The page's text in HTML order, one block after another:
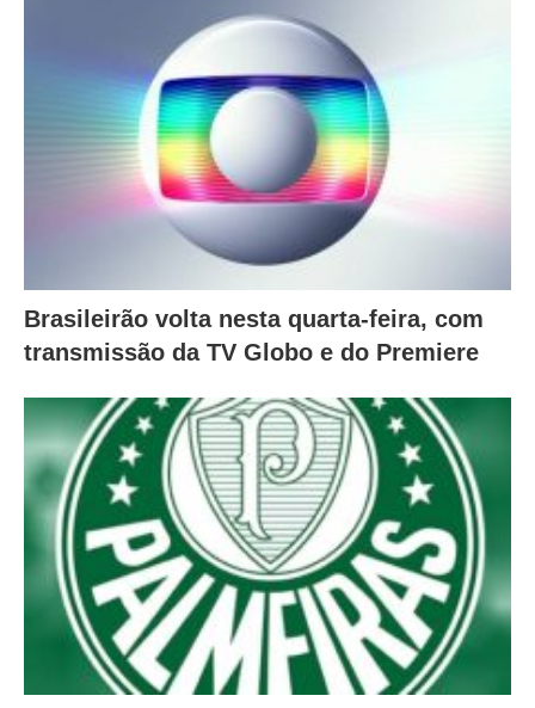
Brasileirão volta nesta quarta-feira, com
transmissão da TV Globo e do Premiere